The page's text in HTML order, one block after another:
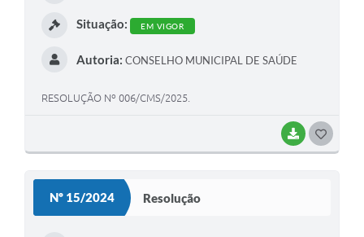
BAIXAR
Situação: EM VIGOR
Autoria: CONSELHO MUNICIPAL DE SAÚDE
RESOLUÇÃO Nº 006/CMS/2025.
Nº 15/2024 Resolução